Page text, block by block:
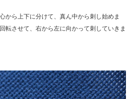
から上下に分けて、真ん中から刺し始めま
転させて、右から左に向かって刺していきま